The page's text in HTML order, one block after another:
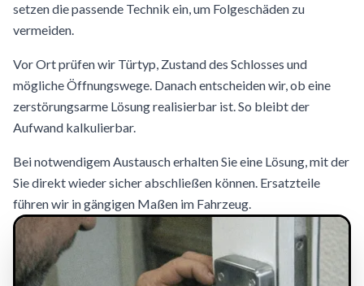
setzen die passende Technik ein, um Folgeschäden zu
vermeiden.
Vor Ort prüfen wir Türtyp, Zustand des Schlosses und
mögliche Öffnungswege. Danach entscheiden wir, ob eine
zerstörungsarme Lösung realisierbar ist. So bleibt der
Aufwand kalkulierbar.
Bei notwendigem Austausch erhalten Sie eine Lösung, mit der
Sie direkt wieder sicher abschließen können. Ersatzteile
führen wir in gängigen Maßen im Fahrzeug.